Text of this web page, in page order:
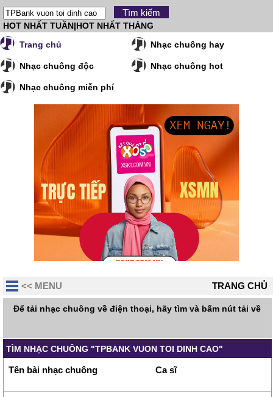
HOT NHẤT TUẦN|HOT NHẤT THÁNG
Trang chủ
Nhạc chuông hay
Nhạc chuông độc Nhạc chuông hot
Nhạc chuông miễn phí
TRANG CHỦ
<< MENU
Để tải nhạc chuông về điện thoại, hãy tìm và bấm nút tải về
TÌM NHẠC CHUÔNG "TPBANK VUON TOI DINH CAO"
Tên bài nhạc chuông Ca sĩ